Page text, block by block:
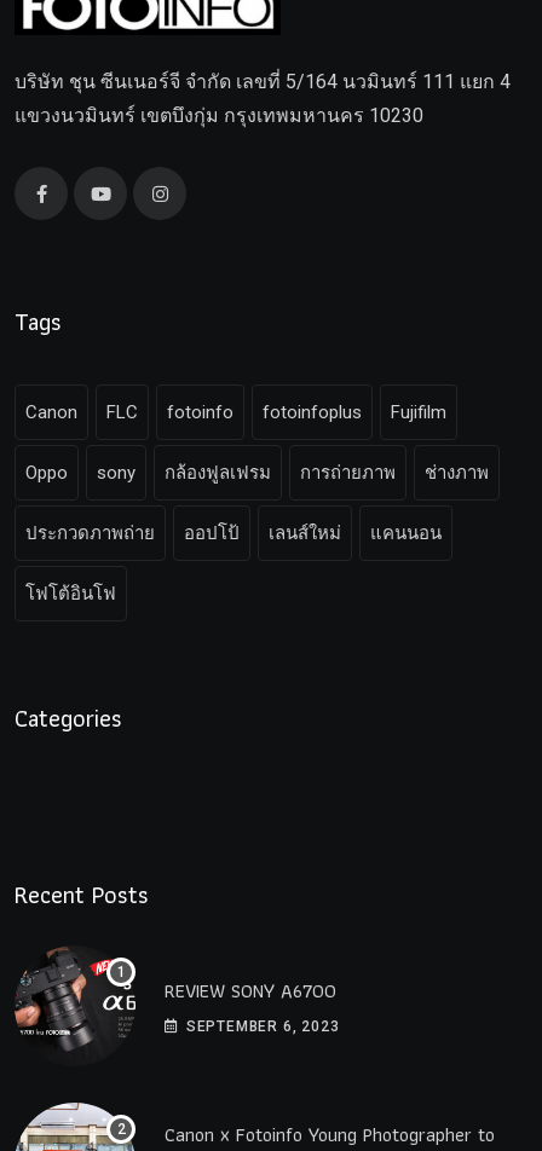
บริษัท ชุน ซีนเนอร์จี จำกัด เลขที่ 5/164 นวมินทร์ 111 แยก 4
แขวงนวมินทร์ เขตบึงกุ่ม กรุงเทพมหานคร 10230
Tags
Canon FLC fotoinfo fotoinfoplus Fujifilm
Oppo sony กล้องฟูลเฟรม การถ่ายภาพ ช่างภาพ
ประกวดภาพถ่าย ออปโป้ เลนส์ใหม่ แคนนอน
โฟโต้อินโฟ
Categories
Recent Posts
REVIEW SONY A6700
SEPTEMBER 6, 2023
Canon x Fotoinfo​ Young​ Photographer to